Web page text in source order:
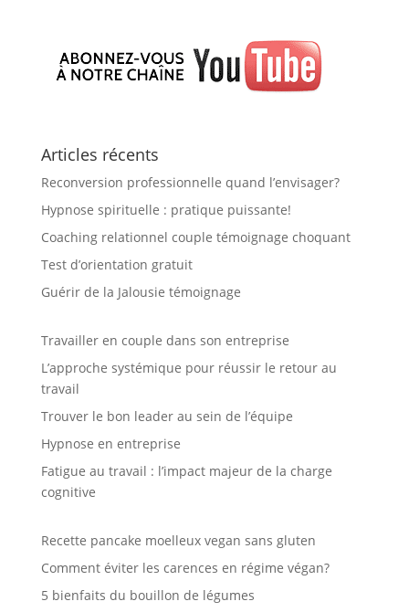
Articles récents
Reconversion professionnelle quand l’envisager?
Hypnose spirituelle : pratique puissante!
Coaching relationnel couple témoignage choquant
Test d’orientation gratuit
Guérir de la Jalousie témoignage
Travailler en couple dans son entreprise
L’approche systémique pour réussir le retour au
travail
Trouver le bon leader au sein de l’équipe
Hypnose en entreprise
Fatigue au travail : l’impact majeur de la charge
cognitive
Recette pancake moelleux vegan sans gluten
Comment éviter les carences en régime végan?
5 bienfaits du bouillon de légumes